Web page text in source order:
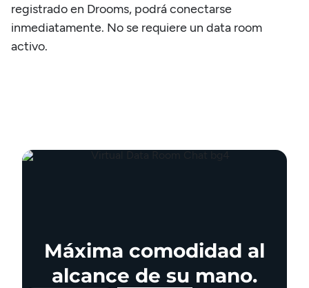
registrado en Drooms, podrá conectarse
inmediatamente. No se requiere un data room
activo.
Máxima comodidad al
alcance de su mano.